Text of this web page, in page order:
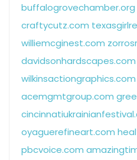
buffalogrovechamber.org
craftycutz.com
williemcginest.com
davidsonhardscapes.com
wilkinsactiongraphics.com
acemgmtgroup.com
oyaguerefineart.com
pbcvoice.com